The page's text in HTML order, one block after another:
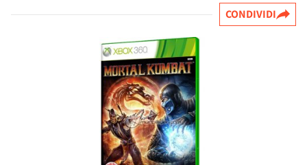
CONDIVIDI